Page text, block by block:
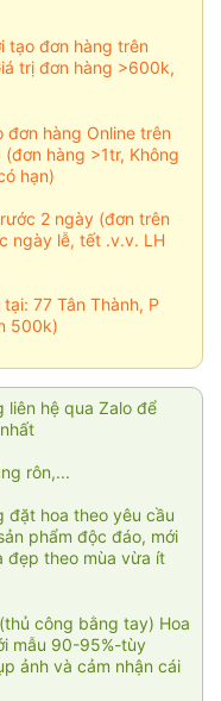
tạo đơn hàng trên
trị đơn hàng >600k,
hàng Online trên
hàng >1tr, Không
hạn)
2 ngày (đơn trên
ngày lễ, tết .v.v. LH
77 Tân Thành, P
500k)
liên hệ qua Zalo để
rôn,...
đặt hoa theo yêu cầu
phẩm độc đáo, mới
đẹp theo mùa vừa ít
công bằng tay) Hoa
mẫu 90-95%-tùy
ảnh và cảm nhận cái